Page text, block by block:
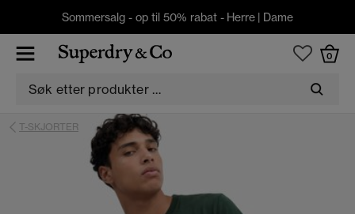
Sommersalg - op til 50% rabat - Herre | Dame
0
T-SKJORTER